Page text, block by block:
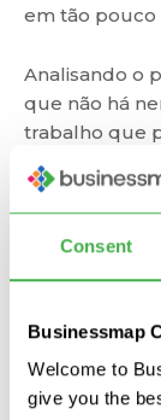
Consent
Businessmap
Welcome to
give you the
em tão pouco
Analisando o
que não há
trabalho que
do seu
Ao atingir
que a causa
Para atingir
que você